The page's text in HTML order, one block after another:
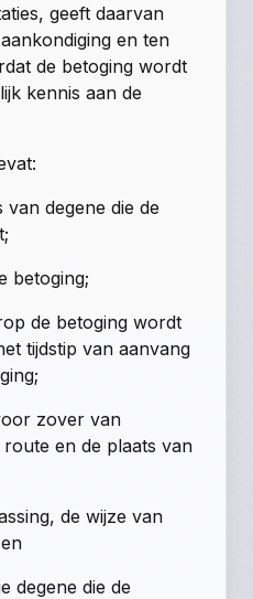
geeft daarvan
en ten
de betoging wordt
kennis aan de
van degene die de
betoging;
de betoging wordt
tijdstip van aanvang
zover van
route en de plaats van
de wijze van
degene die de